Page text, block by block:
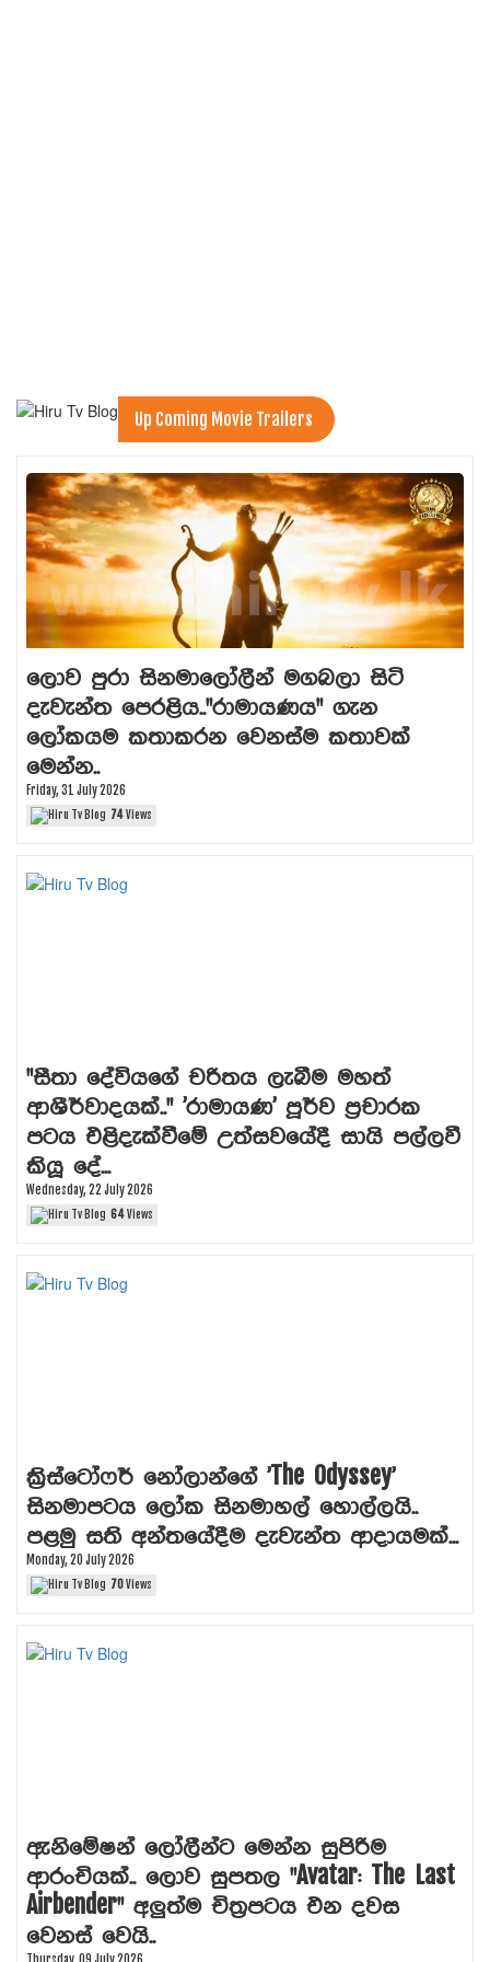
Up Coming Movie Trailers
ලොව පුරා සිනමාලෝලීන් මගබලා සිටි
දැවැන්ත පෙරළිය.."රාමායණය" ගැන
ලෝකයම කතාකරන වෙනස්ම කතාවක්
මෙන්න..
Friday, 31 July 2026
74Views
"සීතා දේවියගේ චරිතය ලැබීම මහත්
ආශීර්වාදයක්.." 'රාමායණ' පූර්ව ප්‍රචාරක
පටය එළිදැක්වීමේ උත්සවයේදී සායි පල්ලවී
කියූ දේ...
Wednesday, 22 July 2026
64Views
ක්‍රිස්ටෝෆර් නෝලාන්ගේ 'The Odyssey'
සිනමාපටය ලෝක සිනමාහල් හොල්ලයි..
පළමු සති අන්තයේදීම දැවැන්ත ආදායමක්...
Monday, 20 July 2026
70Views
ඇනිමේෂන් ලෝලීන්ට මෙන්න සුපිරිම
ආරංචියක්.. ලොව සුපතල "Avatar: The Last
Airbender" අලුත්ම චිත්‍රපටය එන දවස
වෙනස් වෙයි..